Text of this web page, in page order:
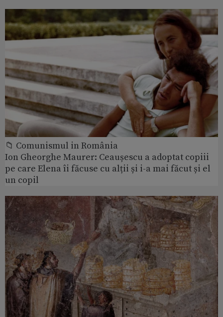
📁 Comunismul in România
Ion Gheorghe Maurer: Ceaușescu a adoptat copiii
pe care Elena îi făcuse cu alții și i-a mai făcut și el
un copil